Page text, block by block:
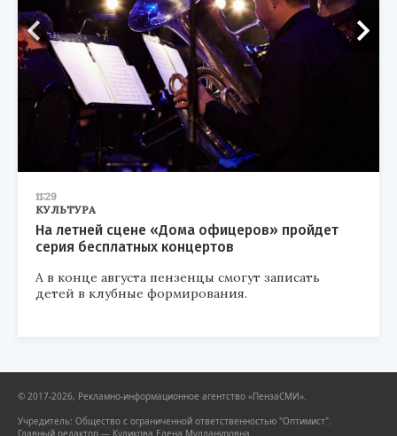
11:29
КУЛЬТУРА
На летней сцене «Дома офицеров» пройдет
серия бесплатных концертов
А в конце августа пензенцы смогут записать
детей в клубные формирования.
© 2017-2026, Рекламно-информационное агентство «ПензаСМИ».
Учредитель: Общество с ограниченной ответственностью "Оптимист".
Главный редактор — Куликова Елена Муллануровна.